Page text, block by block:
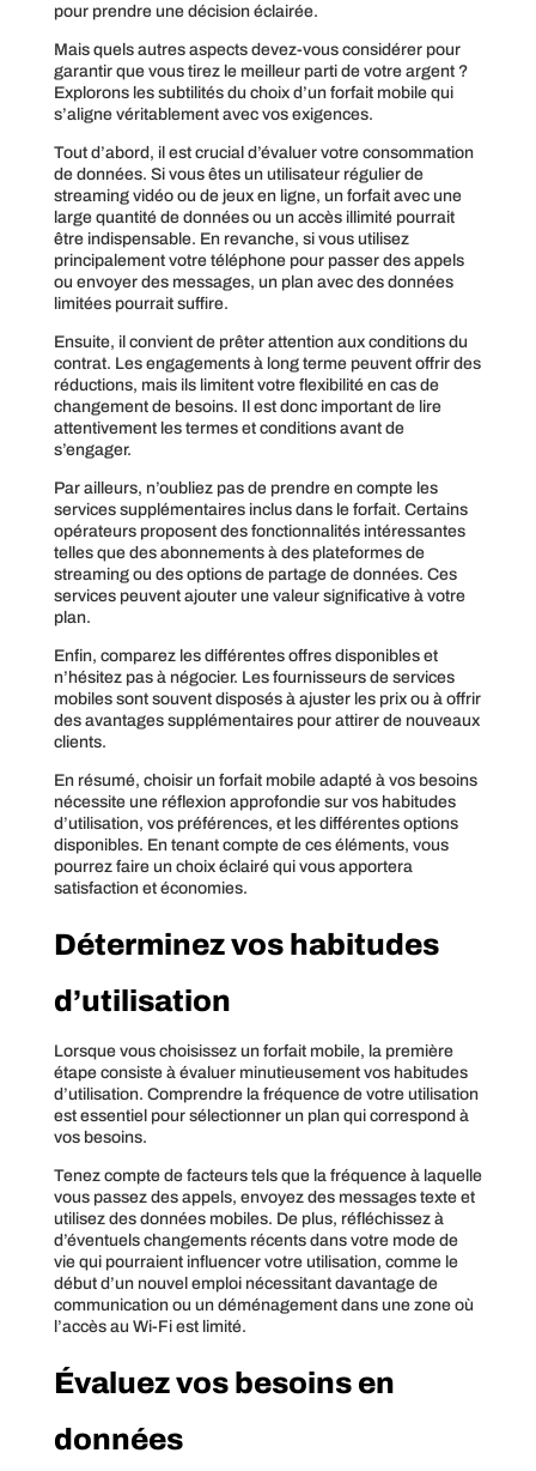
pour prendre une décision éclairée.
Mais quels autres aspects devez-vous considérer pour
garantir que vous tirez le meilleur parti de votre argent ?
Explorons les subtilités du choix d’un forfait mobile qui
s’aligne véritablement avec vos exigences.
Tout d’abord, il est crucial d’évaluer votre consommation
de données. Si vous êtes un utilisateur régulier de
streaming vidéo ou de jeux en ligne, un forfait avec une
large quantité de données ou un accès illimité pourrait
être indispensable. En revanche, si vous utilisez
principalement votre téléphone pour passer des appels
ou envoyer des messages, un plan avec des données
limitées pourrait suffire.
Ensuite, il convient de prêter attention aux conditions du
contrat. Les engagements à long terme peuvent offrir des
réductions, mais ils limitent votre flexibilité en cas de
changement de besoins. Il est donc important de lire
attentivement les termes et conditions avant de
s’engager.
Par ailleurs, n’oubliez pas de prendre en compte les
services supplémentaires inclus dans le forfait. Certains
opérateurs proposent des fonctionnalités intéressantes
telles que des abonnements à des plateformes de
streaming ou des options de partage de données. Ces
services peuvent ajouter une valeur significative à votre
plan.
Enfin, comparez les différentes offres disponibles et
n’hésitez pas à négocier. Les fournisseurs de services
mobiles sont souvent disposés à ajuster les prix ou à offrir
des avantages supplémentaires pour attirer de nouveaux
clients.
En résumé, choisir un forfait mobile adapté à vos besoins
nécessite une réflexion approfondie sur vos habitudes
d’utilisation, vos préférences, et les différentes options
disponibles. En tenant compte de ces éléments, vous
pourrez faire un choix éclairé qui vous apportera
satisfaction et économies.
Déterminez vos habitudes
d’utilisation
Lorsque vous choisissez un forfait mobile, la première
étape consiste à évaluer minutieusement vos habitudes
d’utilisation. Comprendre la fréquence de votre utilisation
est essentiel pour sélectionner un plan qui correspond à
vos besoins.
Tenez compte de facteurs tels que la fréquence à laquelle
vous passez des appels, envoyez des messages texte et
utilisez des données mobiles. De plus, réfléchissez à
d’éventuels changements récents dans votre mode de
vie qui pourraient influencer votre utilisation, comme le
début d’un nouvel emploi nécessitant davantage de
communication ou un déménagement dans une zone où
l’accès au Wi-Fi est limité.
Évaluez vos besoins en
données